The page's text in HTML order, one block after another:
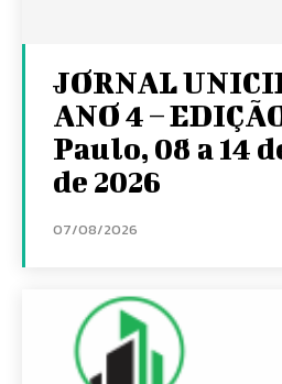
JORNAL
ANO 4 –
Paulo, 08 a 14
de 2026
07/08/2026